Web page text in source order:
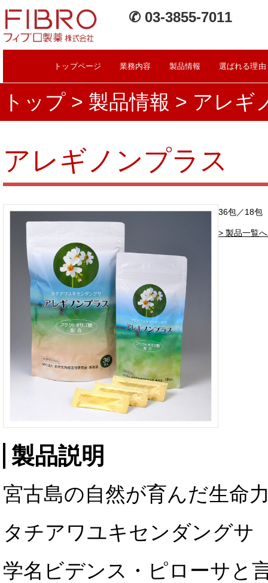
✆ 03-3855-7011
トップページ 業務内容 製品情報 選ばれる理由
トップ > 製品情報 > アレギ
アレギノンプラス
36包／18包
> 製品一覧
製品説明
宮古島の自然が育んだ生命
タチアワユキセンダングサ
学名ビデンス・ピローサと